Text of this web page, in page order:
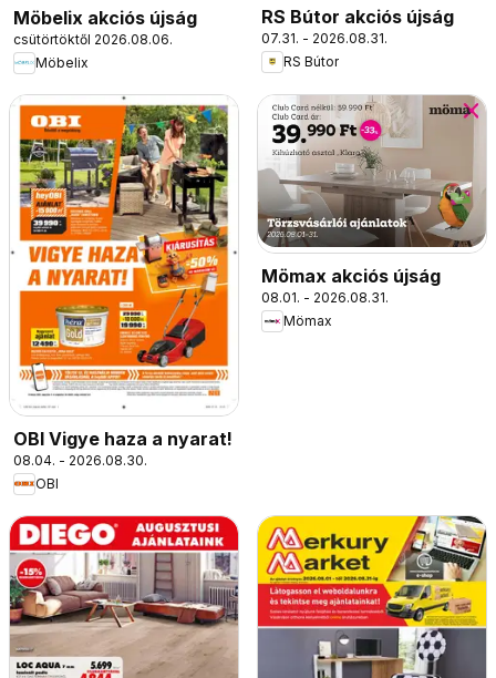
Möbelix akciós újság
csütörtöktől 2026.08.06.
Möbelix
RS Bútor akciós újság
07.31. - 2026.08.31.
RS Bútor
OBI Vigye haza a nyarat!
08.04. - 2026.08.30.
OBI
Mömax akciós újság
08.01. - 2026.08.31.
Mömax